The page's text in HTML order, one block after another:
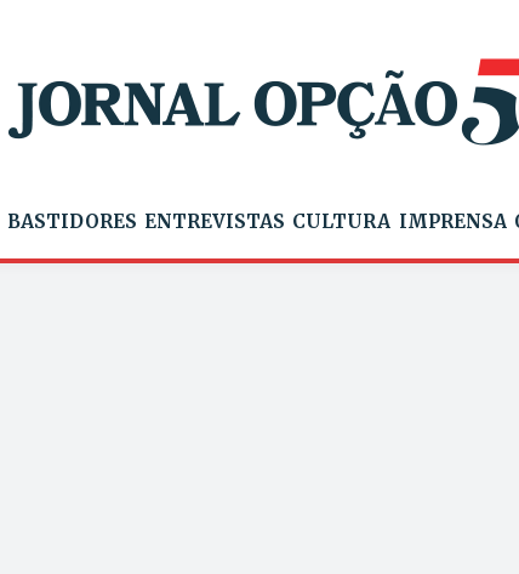
BASTIDORES ENTREVISTAS CULTURA IMPRENSA